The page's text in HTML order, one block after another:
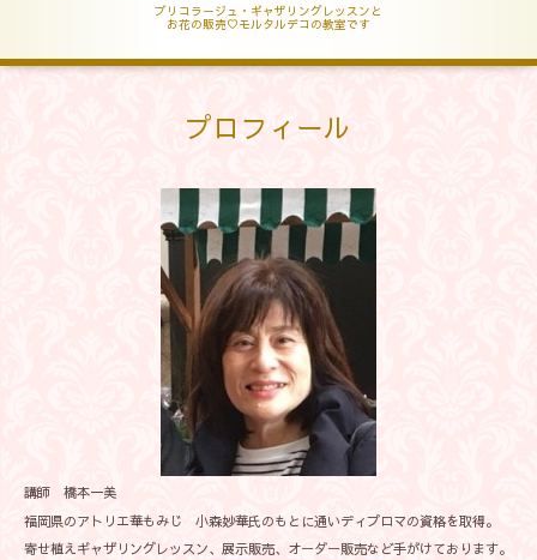
ブリコラージュ・ギャザリングレッスンと
お花の販売♡モルタルデコの教室です
プロフィール
講師 橋本一美
福岡県のアトリエ華もみじ 小森妙華氏のもとに通いディプロマの資格を取得。
寄せ植えギャザリングレッスン、展示販売、オーダー販売など手がけております。